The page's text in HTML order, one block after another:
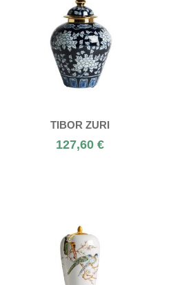
TIBOR ZURI
127,60 €